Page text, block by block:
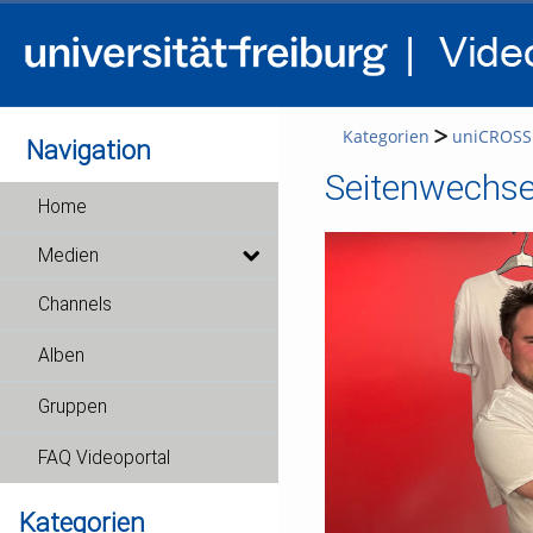
Navigation
Home
Medien
Channels
Alben
Gruppen
FAQ Videoportal
Kategorien
Kategorien uniCROSS